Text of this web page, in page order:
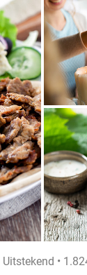
Uitstekend •